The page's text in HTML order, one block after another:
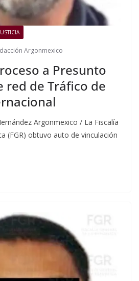
Argonmexico
a Presunto
red de Tráfico de
Argonmexico / La Fiscalía
(FGR) obtuvo auto de vinculación